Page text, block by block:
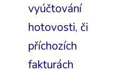
vyúčtování
hotovosti, či
příchozích
fakturách